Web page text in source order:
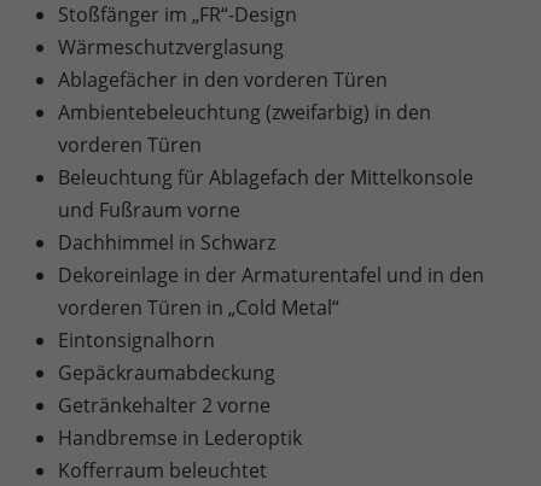
Stoßfänger im „FR“-Design
Wärmeschutzverglasung
Ablagefächer in den vorderen Türen
Ambientebeleuchtung (zweifarbig) in den
vorderen Türen
Beleuchtung für Ablagefach der Mittelkonsole
und Fußraum vorne
Dachhimmel in Schwarz
Dekoreinlage in der Armaturentafel und in den
vorderen Türen in „Cold Metal“
Eintonsignalhorn
Gepäckraumabdeckung
Getränkehalter 2 vorne
Handbremse in Lederoptik
Kofferraum beleuchtet